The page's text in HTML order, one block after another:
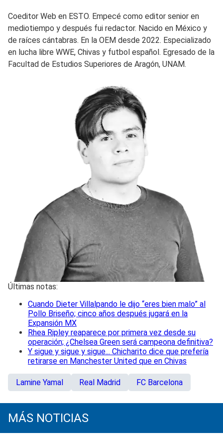
Coeditor Web en ESTO. Empecé como editor senior en
mediotiempo y después fui redactor. Nacido en México y
de raíces cántabras. En la OEM desde 2022. Especializado
en lucha libre WWE, Chivas y futbol español. Egresado de la
Facultad de Estudios Superiores de Aragón, UNAM.
Últimas notas:
Cuando Dieter Villalpando le dijo “eres bien malo” al
Pollo Briseño; cinco años después jugará en la
Expansión MX
Rhea Ripley reaparece por primera vez desde su
operación; ¿Chelsea Green será campeona definitiva?
Y sigue y sigue y sigue... Chicharito dice que prefería
retirarse en Manchester United que en Chivas
Lamine Yamal Real Madrid FC Barcelona
MÁS NOTICIAS